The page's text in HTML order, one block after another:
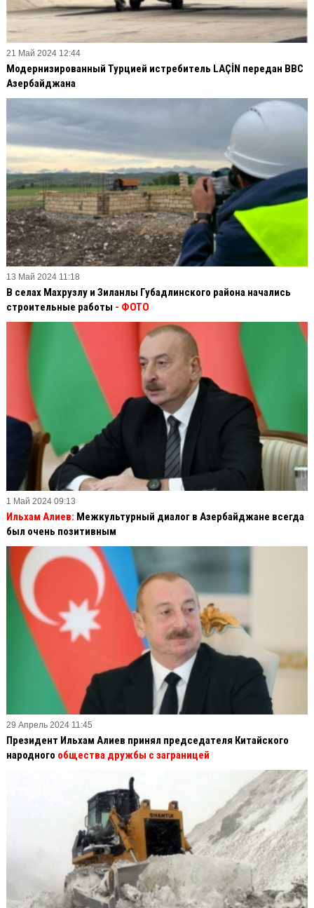
21 Май 2024 12:44
Модернизированный Турцией истребитель LAÇİN передан ВВС
Азербайджана
13 Май 2024 11:18
В селах Махрузлу и Зиланлы Губадлинского района начались
строительные работы - ФОТО
1 Май 2024 09:13
Ильхам Алиев: Межкультурный диалог в Азербайджане всегда
был очень позитивным
29 Апрель 2024 11:45
Президент Ильхам Алиев принял председателя Китайского
народного общества дружбы с заграницей